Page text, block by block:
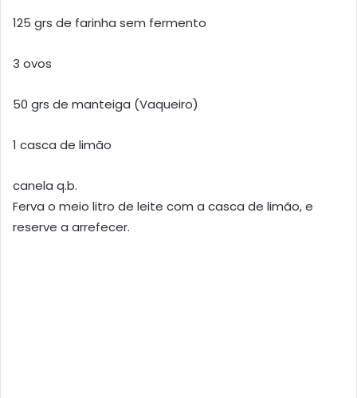
125 grs de farinha sem fermento
3 ovos
50 grs de manteiga (Vaqueiro)
1 casca de limão
canela q.b.
Ferva o meio litro de leite com a casca de limão, e
reserve a arrefecer.